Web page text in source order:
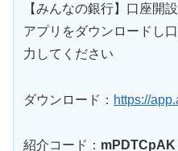
【みんなの銀行】口座開
アプリをダウンロードし
力してください
ダウンロード： https://
紹介コード： mPDTCpAK